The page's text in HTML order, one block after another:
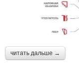
читать дальше →